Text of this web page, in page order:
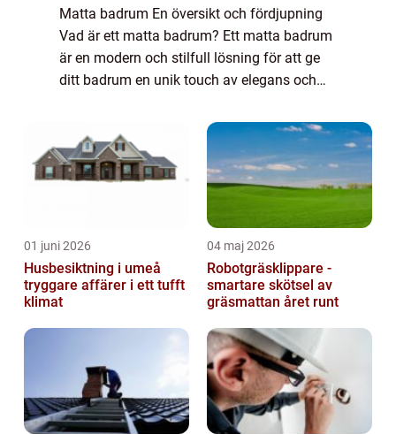
Matta badrum En översikt och fördjupning
Vad är ett matta badrum? Ett matta badrum
är en modern och stilfull lösning för att ge
ditt badrum en unik touch av elegans och
golvytor, som kakel eller laminat...
01 juni 2026
Husbesiktning i umeå
tryggare affärer i ett tufft
klimat
04 maj 2026
Robotgräsklippare -
smartare skötsel av
gräsmattan året runt